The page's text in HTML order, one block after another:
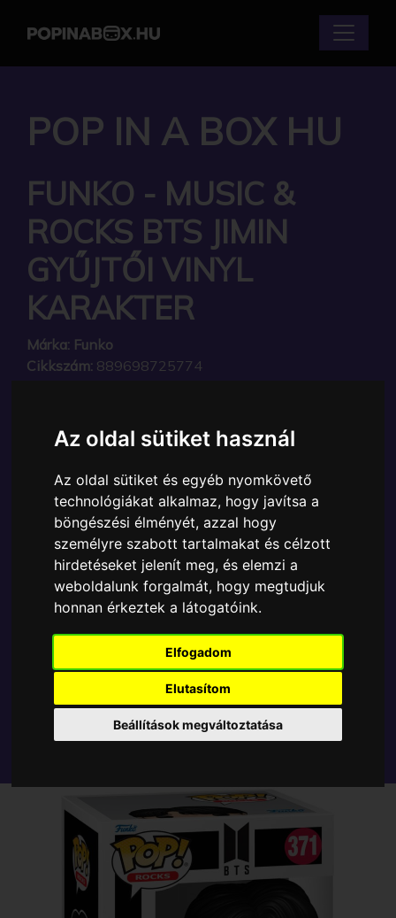
Az oldal sütiket használ
Az oldal sütiket és egyéb nyomkövető
technológiákat alkalmaz, hogy javítsa a
böngészési élményét, azzal hogy
személyre szabott tartalmakat és célzott
hirdetéseket jelenít meg, és elemzi a
weboldalunk forgalmát, hogy megtudjuk
honnan érkeztek a látogatóink.
Elfogadom
Elutasítom
Beállítások megváltoztatása
POP IN A BOX HU
FUNKO - MUSIC &
ROCKS BTS JIMIN
GYŰJTŐI VINYL
KARAKTER
Márka: Funko
Cikkszám: 889698725774
A Funko POP - Rocks egyik népszerű terméke a
karakter, amely ablakos csomagolásban azaz - POP
In a Box - várja új gazdáját.
TOVÁBB A VÁSÁRLÁSRA
Tetszik? Osszd meg másokkal!